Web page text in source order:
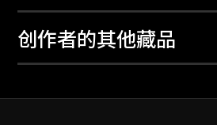
创作者的其他藏品